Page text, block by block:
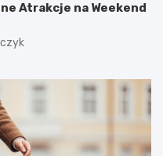
Atrakcje na Weekend